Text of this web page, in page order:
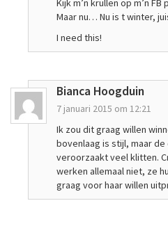
Kijk m’n krullen op m’n
Maar nu… Nu is t winter,
I need this!
Bianca Hoogduin
7 januari 2015 om 12:21
Ik zou dit graag willen
bovenlaag is stijl, maar
veroorzaakt veel klitten.
werken allemaal niet, ze
graag voor haar willen